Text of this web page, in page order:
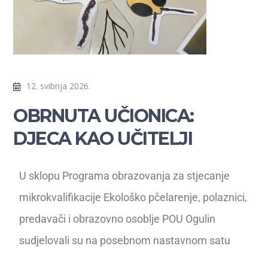
12. svibnja 2026.
OBRNUTA UČIONICA:
DJECA KAO UČITELJI
U sklopu Programa obrazovanja za stjecanje
mikrokvalifikacije Ekološko pčelarenje, polaznici,
predavači i obrazovno osoblje POU Ogulin
sudjelovali su na posebnom nastavnom satu